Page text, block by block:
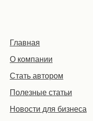
Главная
О компании
Стать автором
Полезные статьи
Новости для бизнеса